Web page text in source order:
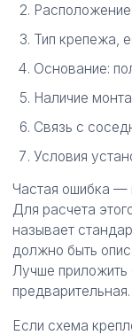
Расположение
Тип крепежа,
Основание:
Наличие
Связь с
Условия
Частая ошибка —
Для расчета
называет
должно быть
Лучше
предварительная.
Если схема